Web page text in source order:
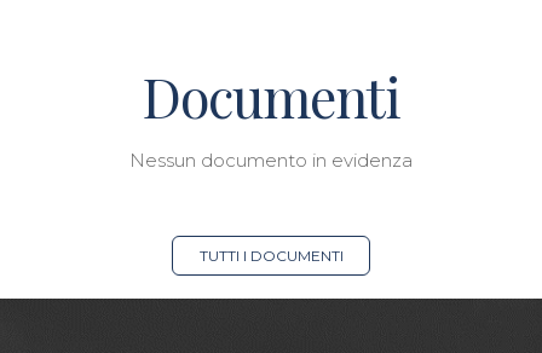
Documenti
Nessun documento in evidenza
TUTTI I DOCUMENTI